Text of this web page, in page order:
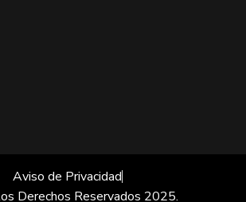
Aviso de Privacidad
Derechos Reservados 2025.